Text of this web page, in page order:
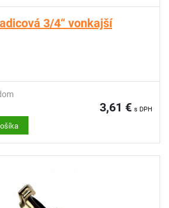
3/4“ vonkajší
3,61 € s DPH